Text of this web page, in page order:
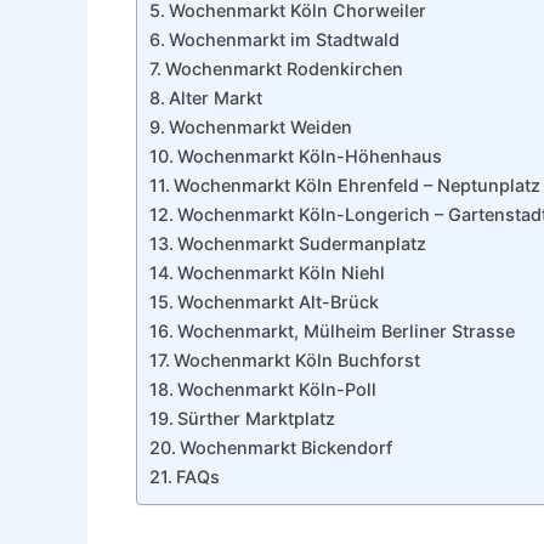
Wochenmarkt Köln Chorweiler
Wochenmarkt im Stadtwald
Wochenmarkt Rodenkirchen
Alter Markt
Wochenmarkt Weiden
Wochenmarkt Köln-Höhenhaus
Wochenmarkt Köln Ehrenfeld – Neptunplatz
Wochenmarkt Köln-Longerich –
Wochenmarkt Sudermanplatz
Wochenmarkt Köln Niehl
Wochenmarkt Alt-Brück
Wochenmarkt, Mülheim Berliner Strasse
Wochenmarkt Köln Buchforst
Wochenmarkt Köln-Poll
Sürther Marktplatz
Wochenmarkt Bickendorf
FAQs